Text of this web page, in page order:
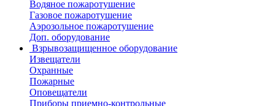
Водяное пожаротушение
Газовое пожаротушение
Аэрозольное пожаротушение
Доп. оборудование
Взрывозащищенное оборудование
Извещатели
Охранные
Пожарные
Оповещатели
Приборы приемно-контрольные